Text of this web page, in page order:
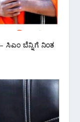
– ಸಿಎಂ ಬೆನ್ನಿಗೆ ನಿಂತ